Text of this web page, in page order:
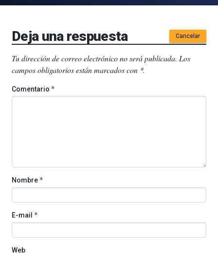
Deja una respuesta Cancelar
Tu dirección de correo electrónico no será publicada. Los
campos obligatorios están marcados con *.
Comentario *
Nombre*
E-mail *
Web